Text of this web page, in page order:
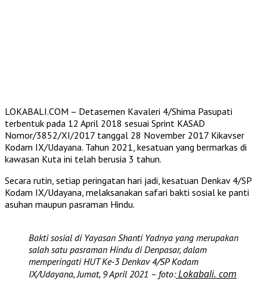
LOKABALI.COM – Detasemen Kavaleri 4/Shima Pasupati
terbentuk pada 12 April 2018 sesuai Sprint KASAD
Nomor/3852/XI/2017 tanggal 28 November 2017 Kikavser
Kodam IX/Udayana. Tahun 2021, kesatuan yang bermarkas di
kawasan Kuta ini telah berusia 3 tahun.
Secara rutin, setiap peringatan hari jadi, kesatuan Denkav 4/SP
Kodam IX/Udayana, melaksanakan safari bakti sosial ke panti
asuhan maupun pasraman Hindu.
Bakti sosial di Yayasan Shanti Yadnya yang merupakan
salah satu pasraman Hindu di Denpasar, dalam
memperingati HUT Ke-3 Denkav 4/SP Kodam
IX/Udayana, Jumat, 9 April 2021 – foto:Lokabali. com